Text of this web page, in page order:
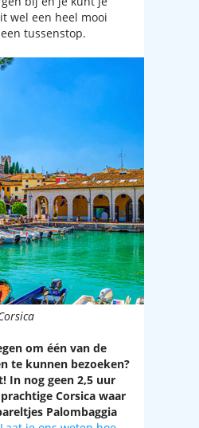
wel een heel mooi
tussenstop.
om één van de
te kunnen bezoeken?
In nog geen 2,5 uur
Corsica waar
Palombaggia